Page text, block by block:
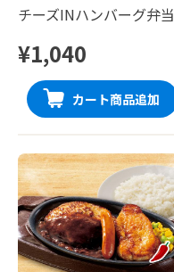
チーズINハンバーグ弁当
¥1,040
カート商品追加